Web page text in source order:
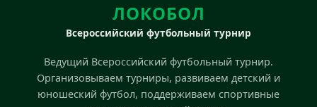
ЛОКОБОЛ
Всероссийский футбольный турнир
Ведущий Всероссийский футбольный турнир.
Организовываем турниры, развиваем детский и
юношеский футбол, поддерживаем спортивные